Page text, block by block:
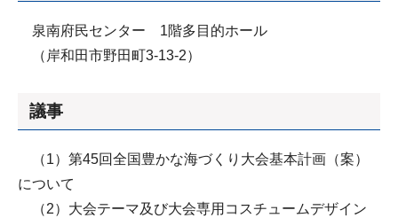
泉南府民センター 1階多目的ホール
（岸和田市野田町3-13-2）
議事
（1）第45回全国豊かな海づくり大会基本計画（案）
について
（2）大会テーマ及び大会専用コスチュームデザイン